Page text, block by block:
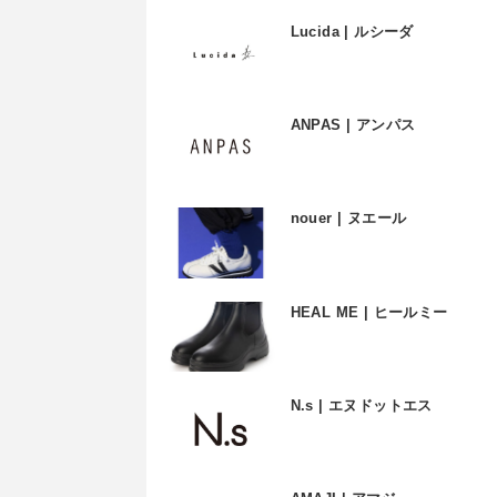
Lucida | ルシーダ
ANPAS | アンパス
nouer | ヌエール
HEAL ME | ヒールミー
N.s | エヌドットエス